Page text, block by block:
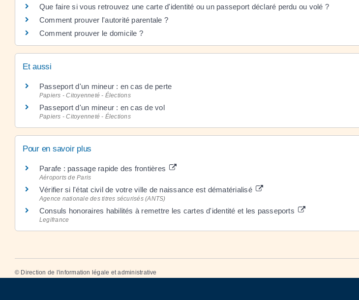
Que faire si vous retrouvez une carte d'identité ou un passeport déclaré perdu ou volé ?
Comment prouver l'autorité parentale ?
Comment prouver le domicile ?
Et aussi
Passeport d'un mineur : en cas de perte
Papiers - Citoyenneté - Élections
Passeport d'un mineur : en cas de vol
Papiers - Citoyenneté - Élections
Pour en savoir plus
Parafe : passage rapide des frontières
Aéroports de Paris
Vérifier si l'état civil de votre ville de naissance est dématérialisé
Agence nationale des titres sécurisés (ANTS)
Consuls honoraires habilités à remettre les cartes d'identité et les passeports
Legifrance
© Direction de l'information légale et administrative